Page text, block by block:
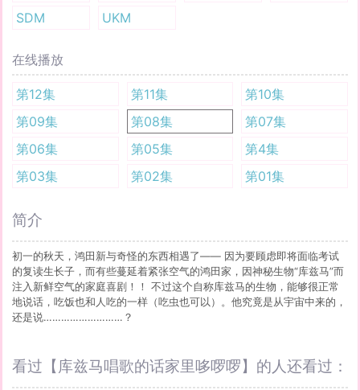
SDM
UKM
在线播放
第12集 第11集
第10集
第09集
第08集
第07集
第06集
第05集
第4集
第03集
第02集 第01集
简介
初一的秋天，鸿田新与奇怪的东西相遇了—— 因为要顾虑即将面临考试
的复读生长子，而有些蔓延着紧张空气的鸿田家，因神秘生物“库兹马”而
注入新鲜空气的家庭喜剧！！ 不过这个自称库兹马的生物，能够很正常
地说话，吃饭也和人吃的一样（吃虫也可以）。他究竟是从宇宙中来的，
还是说………………………？
看过【库兹马唱歌的话家里哆啰啰】的人还看过：